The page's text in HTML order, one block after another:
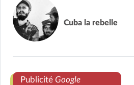
Cuba la rebelle
Publicité Google